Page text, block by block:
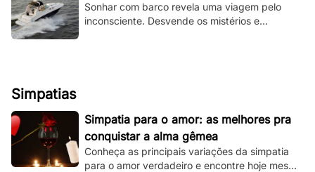
Sonhar com barco revela uma viagem pelo
inconsciente. Desvende os mistérios e
Simpatias
Simpatia para o amor: as melhores pra
conquistar a alma gêmea
Conheça as principais variações da simpatia
para o amor verdadeiro e encontre hoje mesmo